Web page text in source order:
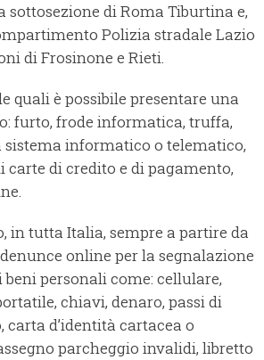
sottosezione di Roma Tiburtina e,
Polizia stradale Lazio
di Frosinone e Rieti.
quali è possibile presentare una
furto, frode informatica, truffa,
sistema informatico o telematico,
di credito e di pagamento,
in tutta Italia, sempre a partire da
online per la segnalazione
personali come: cellulare,
chiavi, denaro, passi di
carta d’identità cartacea o
parcheggio invalidi, libretto